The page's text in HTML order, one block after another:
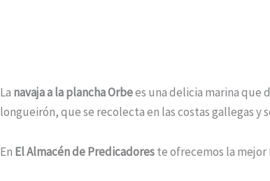
La navaja a la plancha Orbees una delicia marina que
longueirón, que se recolecta en las costas gallegas
En El Almacén de Predicadoreste ofrecemos la mejor